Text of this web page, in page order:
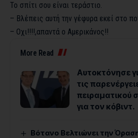
Το σπίτι σου είναι τεράστιο.
– Βλέπεις αυτή την γέφυρα εκεί στο
– Οχι!!!!,απαντά ο Αμερικάνος!!
More Read
Αυτοκτόνησε
τις
πειραματικού
για τον κόβιντ.
Βότανο Βελτιώνει την